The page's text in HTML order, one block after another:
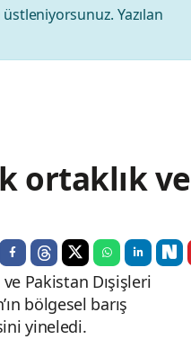
Yazılan
ortaklık ve
Pakistan Dışişleri
bölgesel barış
yineledi.